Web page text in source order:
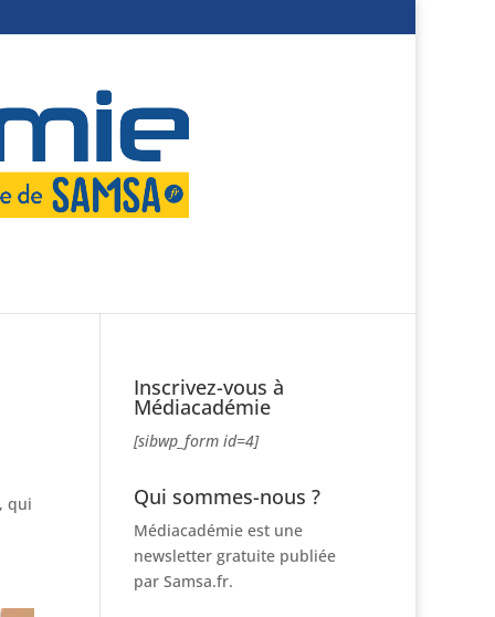
qui
Inscrivez-vous à
Médiacadémie
[sibwp_form id=4]
Qui sommes-nous ?
Médiacadémie est une
newsletter gratuite publiée
par Samsa.fr.